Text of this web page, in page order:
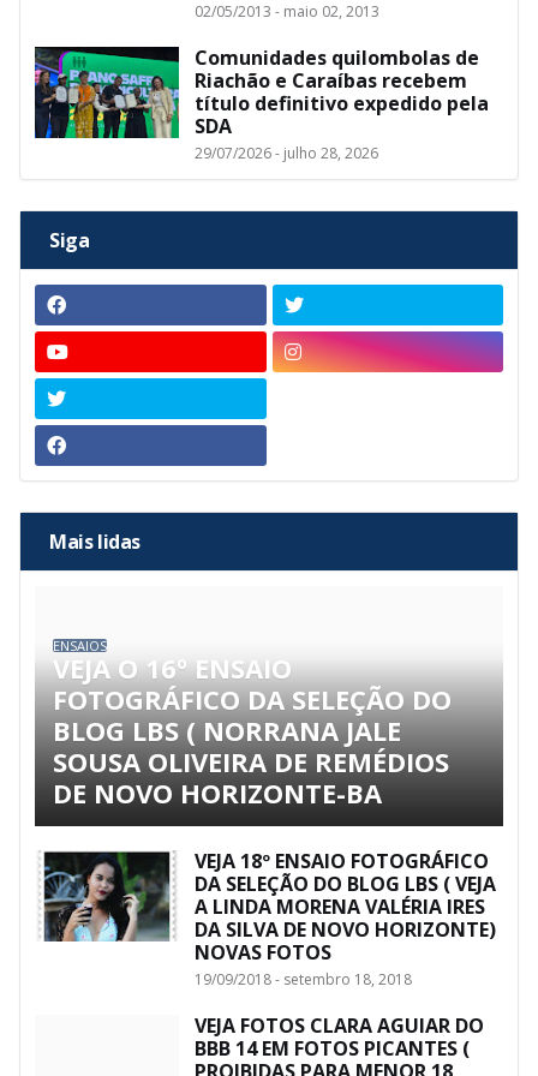
02/05/2013 - maio 02, 2013
Comunidades quilombolas de
Riachão e Caraíbas recebem
título definitivo expedido pela
SDA
29/07/2026 - julho 28, 2026
Siga
Mais lidas
ENSAIOS
VEJA O 16º ENSAIO
FOTOGRÁFICO DA SELEÇÃO DO
BLOG LBS ( NORRANA JALE
SOUSA OLIVEIRA DE REMÉDIOS
DE NOVO HORIZONTE-BA
VEJA 18º ENSAIO FOTOGRÁFICO
DA SELEÇÃO DO BLOG LBS ( VEJA
A LINDA MORENA VALÉRIA IRES
DA SILVA DE NOVO HORIZONTE)
NOVAS FOTOS
19/09/2018 - setembro 18, 2018
VEJA FOTOS CLARA AGUIAR DO
BBB 14 EM FOTOS PICANTES (